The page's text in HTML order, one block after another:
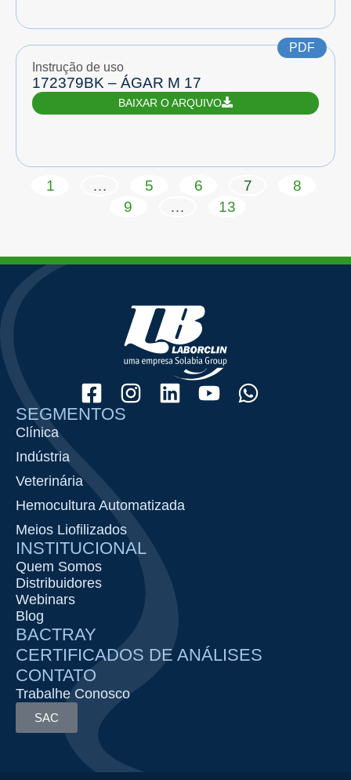
PDF
Instrução de uso
172379BK – ÁGAR M 17
BAIXAR O ARQUIVO
1 … 5 6 7
8
9
… 13
SEGMENTOS
Clínica
Indústria
Veterinária
Hemocultura Automatizada
Meios Liofilizados
INSTITUCIONAL
Quem Somos
Distribuidores
Webinars
Blog
BACTRAY
CERTIFICADOS DE ANÁLISES
CONTATO
Trabalhe Conosco
SAC